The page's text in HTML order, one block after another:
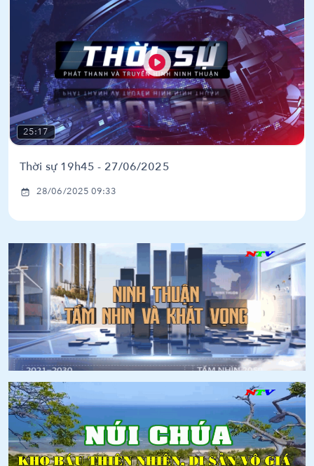
25:17
Thời sự 19h45 - 27/06/2025
28/06/2025 09:33